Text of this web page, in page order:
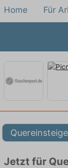
Home Für
Jetzt für